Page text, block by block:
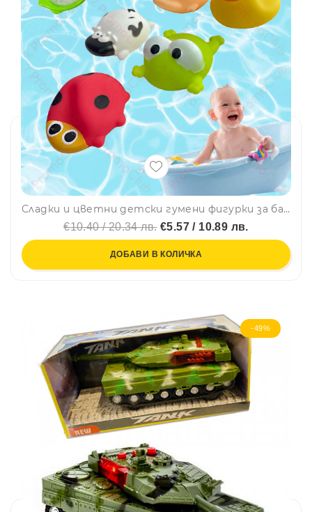
Сладки и цветни детски гумени фигурки за баня 🛀
€10.40 / 20.34 лв.€5.57 / 10.89 лв.
ДОБАВИ В КОЛИЧКА
-49%